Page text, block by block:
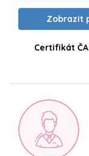
Zobrazit
Certifikát